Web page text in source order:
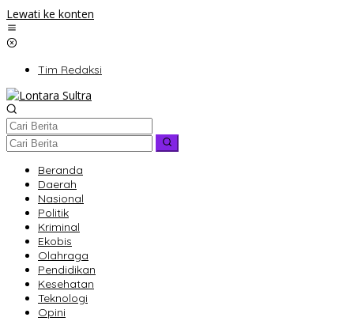
Lewati ke konten
Tim Redaksi
Beranda
Daerah
Nasional
Politik
Kriminal
Ekobis
Olahraga
Pendidikan
Kesehatan
Teknologi
Opini